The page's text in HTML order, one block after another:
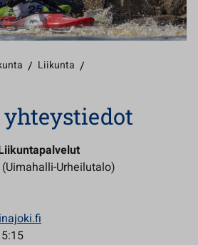
/ Liikunta /
Urheilutalo)